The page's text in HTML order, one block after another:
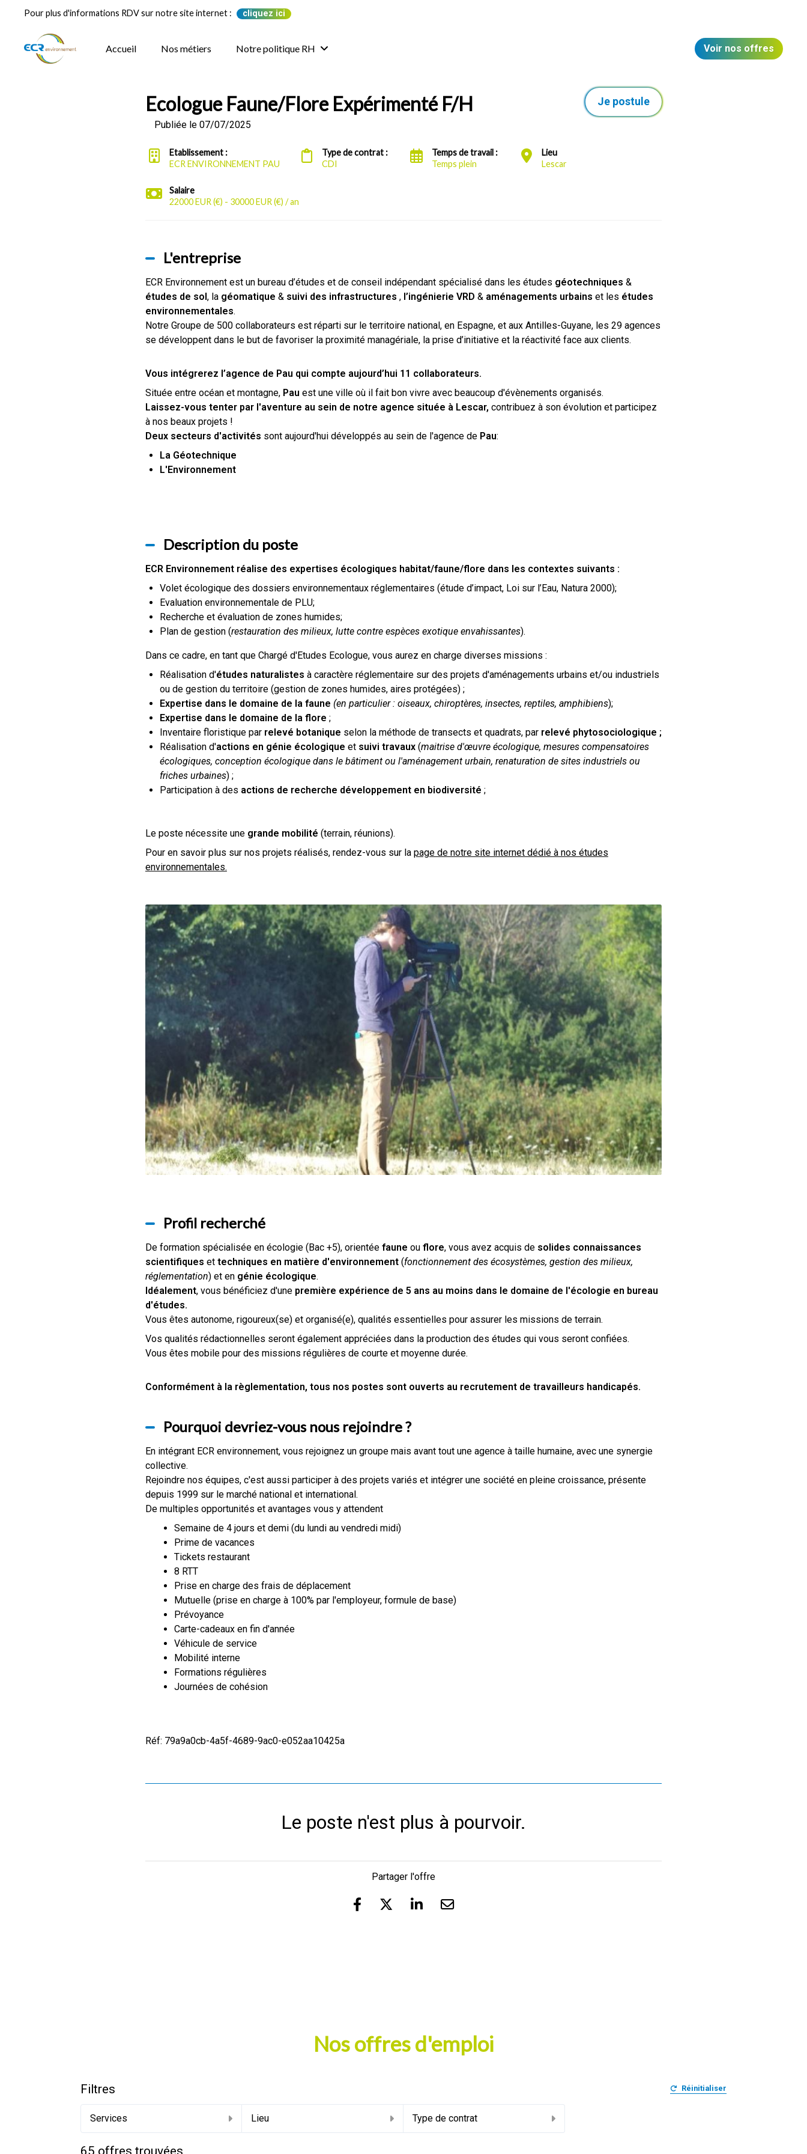
Pour plus d'informations RDV sur notre site internet : cliquez ici
Accueil Nos métiers Notre politique RH Voir nos offres
Ecologue Faune/Flore Expérimenté F/H Je postule
Publiée le 07/07/2025
Etablissement :
ECR ENVIRONNEMENT PAU
Type de contrat :
CDI
Temps de travail :
Temps plein
Lieu
Lescar
Salaire
22000 EUR (€) - 30000 EUR (€) / an
L'entreprise
ECR Environnement est un bureau d’études et de conseil indépendant spécialisé dans les études géotechniques &
études de sol, la géomatique & suivi des infrastructures , l’ingénierie VRD & aménagements urbains et les études
environnementales.
Notre Groupe de 500 collaborateurs est réparti sur le territoire national, en Espagne, et aux Antilles-Guyane, les 29 agences
se développent dans le but de favoriser la proximité managériale, la prise d’initiative et la réactivité face aux clients.
Vous intégrerez l’agence de Pau qui compte aujourd’hui 11 collaborateurs.
Située entre océan et montagne, Pau est une ville où il fait bon vivre avec beaucoup d'évènements organisés.
Laissez-vous tenter par l'aventure au sein de notre agence située à Lescar, contribuez à son évolution et participez
à nos beaux projets !
Deux secteurs d'activités sont aujourd'hui développés au sein de l'agence de Pau:
La Géotechnique
L'Environnement
Description du poste
ECR Environnement réalise des expertises écologiques habitat/faune/flore dans les contextes suivants :
Volet écologique des dossiers environnementaux réglementaires (étude d’impact, Loi sur l’Eau, Natura 2000);
Evaluation environnementale de PLU;
Recherche et évaluation de zones humides;
Plan de gestion (restauration des milieux, lutte contre espèces exotique envahissantes).
Dans ce cadre, en tant que Chargé d'Etudes Ecologue, vous aurez en charge diverses missions :
Réalisation d'études naturalistes à caractère réglementaire sur des projets d'aménagements urbains et/ou industriels
ou de gestion du territoire (gestion de zones humides, aires protégées) ;
Expertise dans le domaine de la faune (en particulier : oiseaux, chiroptères, insectes, reptiles, amphibiens);
Expertise dans le domaine de la flore ;
Inventaire floristique par relevé botanique selon la méthode de transects et quadrats, par relevé phytosociologique ;
Réalisation d'actions en génie écologique et suivi travaux(maitrise d'œuvre écologique, mesures compensatoires
écologiques, conception écologique dans le bâtiment ou l'aménagement urbain, renaturation de sites industriels ou
friches urbaines) ;
Participation à des actions de recherche développement en biodiversité ;
Le poste nécessite une grande mobilité (terrain, réunions).
Pour en savoir plus sur nos projets réalisés, rendez-vous sur la page de notre site internet dédié à nos études
environnementales.
Profil recherché
De formation spécialisée en écologie (Bac +5), orientée faune ou flore, vous avez acquis de solides connaissances
scientifiques et techniques en matière d'environnement (fonctionnement des écosystèmes, gestion des milieux,
réglementation) et en génie écologique.
Idéalement, vous bénéficiez d'une première expérience de 5 ans au moins dans le domaine de l'écologie en bureau
d'études.
Vous êtes autonome, rigoureux(se) et organisé(e), qualités essentielles pour assurer les missions de terrain.
Vos qualités rédactionnelles seront également appréciées dans la production des études qui vous seront confiées.
Vous êtes mobile pour des missions régulières de courte et moyenne durée.
Conformément à la règlementation, tous nos postes sont ouverts au recrutement de travailleurs handicapés.
Pourquoi devriez-vous nous rejoindre ?
En intégrant ECR environnement, vous rejoignez un groupe mais avant tout une agence à taille humaine, avec une synergie
collective.
Rejoindre nos équipes, c'est aussi participer à des projets variés et intégrer une société en pleine croissance, présente
depuis 1999 sur le marché national et international.
De multiples opportunités et avantages vous y attendent
Semaine de 4 jours et demi (du lundi au vendredi midi)
Prime de vacances
Tickets restaurant
8 RTT
Prise en charge des frais de déplacement
Mutuelle (prise en charge à 100% par l'employeur, formule de base)
Prévoyance
Carte-cadeaux en fin d'année
Véhicule de service
Mobilité interne
Formations régulières
Journées de cohésion
Réf: 79a9a0cb-4a5f-4689-9ac0-e052aa10425a
Le poste n'est plus à pourvoir.
Partager l'offre
Nos offres d'emploi
Filtres Réinitialiser
Services Lieu Type de contrat
65 offres trouvées